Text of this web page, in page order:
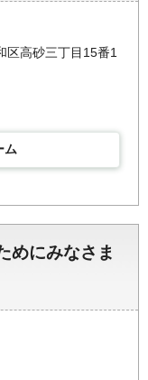
区高砂三丁目15番1
ム
めにみなさま